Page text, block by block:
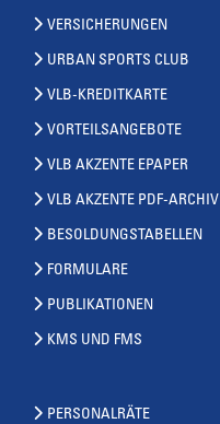
VERSICHERUNGEN
URBAN SPORTS CLUB
VLB-KREDITKARTE
VORTEILSANGEBOTE
VLB AKZENTE EPAPER
VLB AKZENTE PDF-ARCHIV
BESOLDUNGSTABELLEN
FORMULARE
PUBLIKATIONEN
KMS UND FMS
PERSONALRÄTE